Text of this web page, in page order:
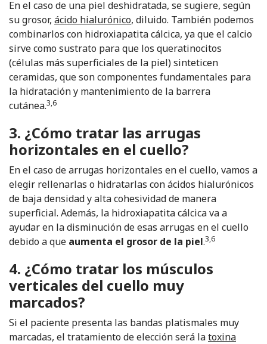
En el caso de una piel deshidratada, se sugiere, según
su grosor, ácido hialurónico, diluido. También podemos
combinarlos con hidroxiapatita cálcica, ya que el calcio
sirve como sustrato para que los queratinocitos
(células más superficiales de la piel) sinteticen
ceramidas, que son componentes fundamentales para
la hidratación y mantenimiento de la barrera
cutánea.3,6
3. ¿Cómo tratar las arrugas
horizontales en el cuello?
En el caso de arrugas horizontales en el cuello, vamos a
elegir rellenarlas o hidratarlas con ácidos hialurónicos
de baja densidad y alta cohesividad de manera
superficial. Además, la hidroxiapatita cálcica va a
ayudar en la disminución de esas arrugas en el cuello
debido a que aumenta el grosor de la piel.3,6
4. ¿Cómo tratar los músculos
verticales del cuello muy
marcados?
Si el paciente presenta las bandas platismales muy
marcadas, el tratamiento de elección será latoxina